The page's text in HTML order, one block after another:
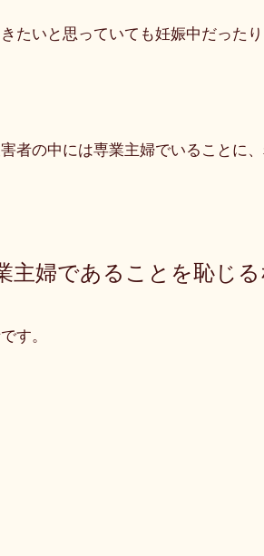
たいと思っていても妊娠中だった
者の中には専業主婦でいることに
主婦であることを恥じる
す。